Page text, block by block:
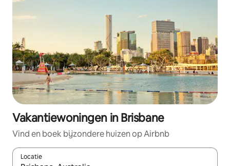
Vakantiewoningen in Brisbane
Vind en boek bijzondere huizen op Airbnb
Locatie